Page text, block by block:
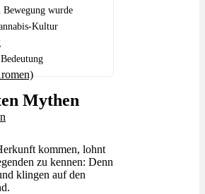
wurde
Kultur
Mythen
kommen, lohnt
zu kennen: Denn
klingen auf den